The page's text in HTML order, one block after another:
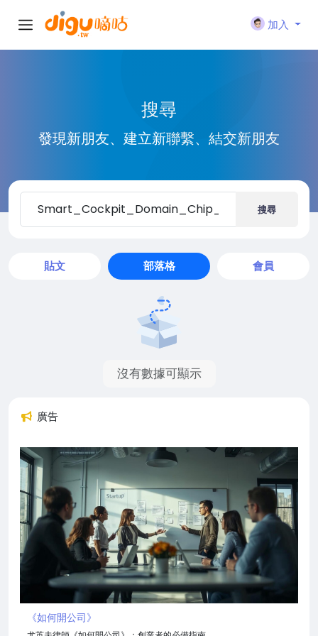
加入
搜尋
發現新朋友、建立新聯繫、結交新朋友
搜尋
貼文 部落格 會員
沒有數據可顯示
廣告
《如何開公司》